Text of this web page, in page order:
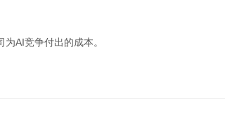
AI竞争付出的成本。